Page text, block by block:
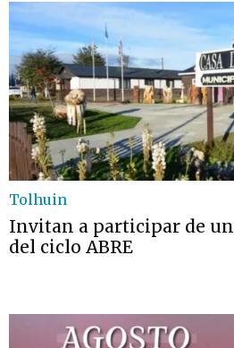
Tolhuin
Invitan a participar de
del ciclo ABRE